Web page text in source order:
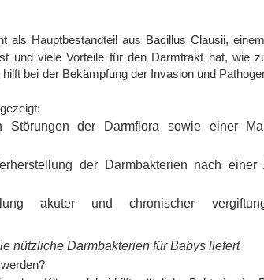
als Hauptbestandteil aus Bacillus Clausii,
und viele Vorteile für den Darmtrakt hat, wie
bei der Bekämpfung der Invasion und
Störungen der Darmflora sowie einer
der Darmbakterien nach einer
akuter und chronischer
nützliche Darmbakterien für Babys liefert